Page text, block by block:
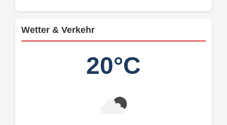
Wetter & Verkehr
20°C